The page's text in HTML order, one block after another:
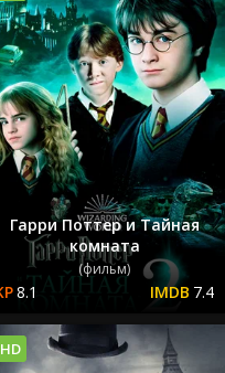
Гарри Поттер и Тайная
комната
(фильм)
8.1 7.4
HD